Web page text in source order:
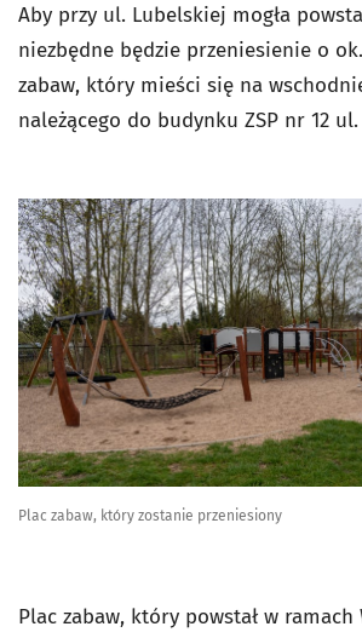
Aby przy ul. Lubelskiej mogła
niezbędne będzie przeniesienie o
zabaw, który mieści się na
należącego do budynku ZSP nr 12
Plac zabaw, który zostanie przeniesiony
Plac zabaw, który powstał w ramach